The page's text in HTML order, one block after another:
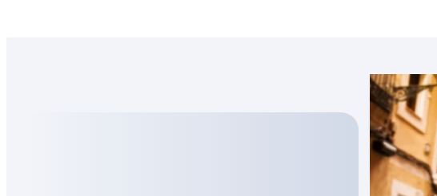
Featured
image